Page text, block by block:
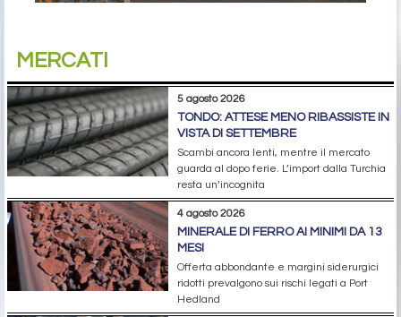
MERCATI
5 agosto 2026
TONDO: ATTESE MENO RIBASSISTE IN
VISTA DI SETTEMBRE
Scambi ancora lenti, mentre il mercato
guarda al dopo ferie. L’import dalla Turchia
resta un’incognita
4 agosto 2026
MINERALE DI FERRO AI MINIMI DA 13
MESI
Offerta abbondante e margini siderurgici
ridotti prevalgono sui rischi legati a Port
Hedland